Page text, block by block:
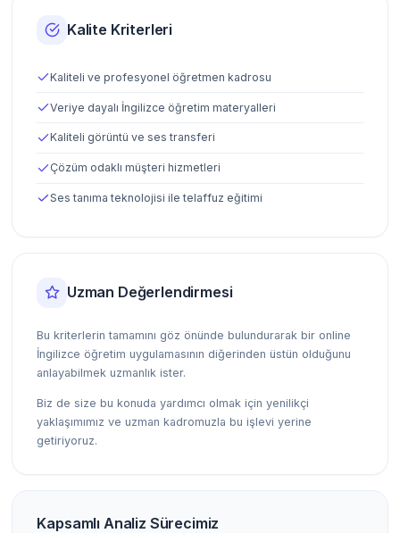
Kalite Kriterleri
Kaliteli ve profesyonel öğretmen kadrosu
Veriye dayalı İngilizce öğretim materyalleri
Kaliteli görüntü ve ses transferi
Çözüm odaklı müşteri hizmetleri
Ses tanıma teknolojisi ile telaffuz eğitimi
Uzman Değerlendirmesi
Bu kriterlerin tamamını göz önünde bulundurarak bir online
İngilizce öğretim uygulamasının diğerinden üstün olduğunu
anlayabilmek uzmanlık ister.
Biz de size bu konuda yardımcı olmak için yenilikçi
yaklaşımımız ve uzman kadromuzla bu işlevi yerine
getiriyoruz.
Kapsamlı Analiz Sürecimiz